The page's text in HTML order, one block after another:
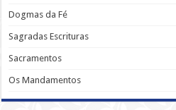
Dogmas da Fé
Sagradas Escrituras
Sacramentos
Os Mandamentos